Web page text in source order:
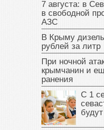
7 августа: в
в свободной
АЗС
В Крыму
рублей за литр
При ночной
крымчанин и
ранения
С 1